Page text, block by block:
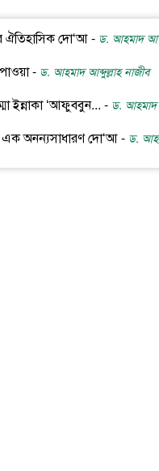
ঐতিহাসিক দো‘আ - ড. আহমাদ
- ড. আহমাদ আব্দুল্লাহ নাজীব
ইন্নাকা ‘আফুববুন... - ড. আহমাদ
: এক অনন্যসাধারণ দো‘আ - ড.